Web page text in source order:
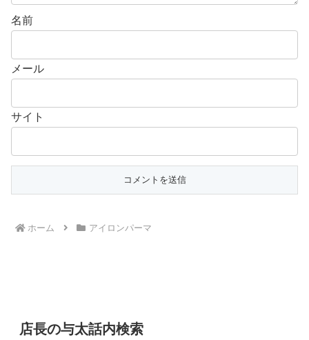
名前
メール
サイト
ホーム アイロンパーマ
店長の与太話内検索